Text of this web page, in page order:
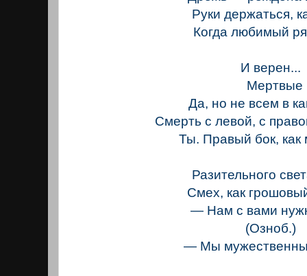
Руки держаться,
Когда любимый
И верен...
Мертвые
Да, но не всем в
Смерть с левой, с
Ты. Правый бок, как
Разительного
Смех, как
— Нам с вами
(Озноб.)
— Мы